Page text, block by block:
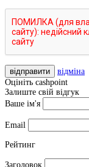
відправити
відміна
Оцініть cashpoint
Залиште свій відгук
Ваше ім'я
Email
Рейтинг
Заголовок